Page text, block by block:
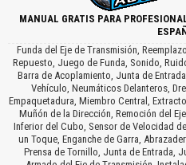
MANUAL GRATIS PARA
Funda del Eje de Transmisión,
Repuesto, Juego de Funda, Sonido,
Barra de Acoplamiento, Junta de
Vehículo, Neumáticos Delanteros,
Empaquetadura, Miembro Central,
Muñón de la Dirección, Remoción del
Inferior del Cubo, Sensor de Velocidad
un Toque, Enganche de Garra,
Prensa de Tornillo, Junta de Entrada,